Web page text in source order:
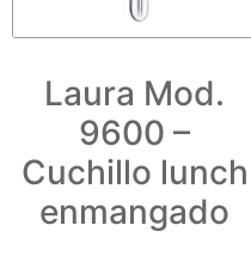
Laura Mod.
9600 –
Cuchillo lunch
enmangado